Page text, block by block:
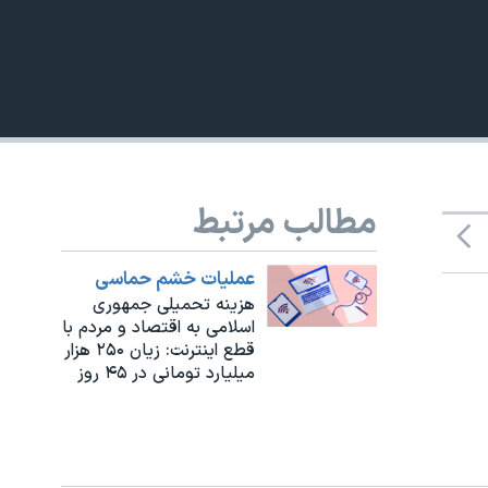
480p
مطالب مرتبط
عملیات خشم حماسی
هزینه‌ تحمیلی جمهوری
اسلامی به اقتصاد و مردم با
قطع اینترنت: زیان ۲۵۰ هزار
میلیارد تومانی در ۴۵ روز